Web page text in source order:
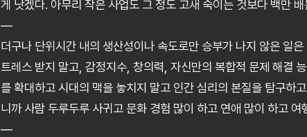
게 낫겠다. 아무리 작은 사업도 그 정도 고새 숙이는 것보다 백만
—
더구나 단위시간 내의 생산성이나 속도로만 승부가 나지 않은 일
트레스 받지 말고, 감정지수, 창의력, 자신만의 복합적 문제 해결
를 확대하고 시대의 맥을 놓치지 말고 인간 심리의 본질을 탐구하
니까 사람 두루두루 사귀고 문화 경험 많이 하고 연애 많이 하고 여
—